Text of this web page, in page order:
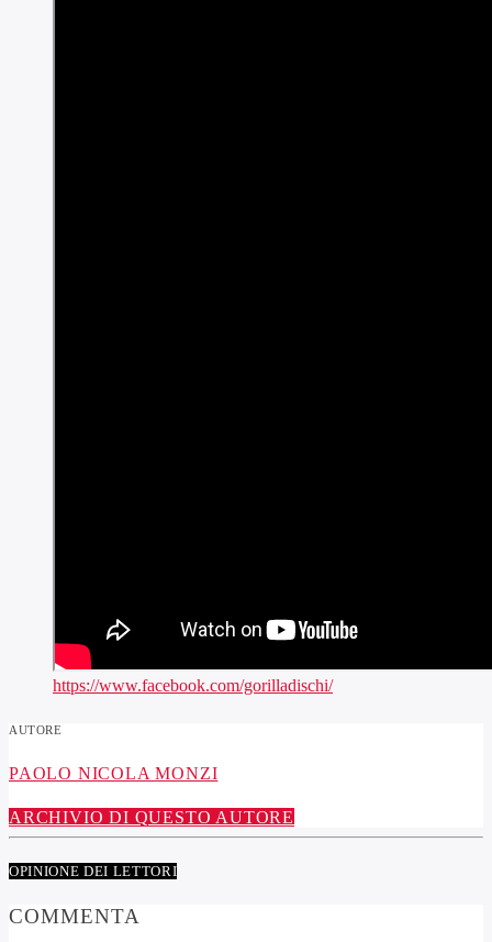
https://www.facebook.com/gorilladischi/
AUTORE
PAOLO NICOLA MONZI
ARCHIVIO DI QUESTO AUTORE
OPINIONE DEI LETTORI
COMMENTA